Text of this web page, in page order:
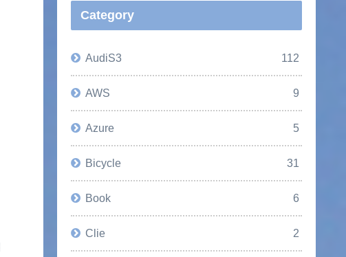
Category
AudiS3 112
AWS 9
Azure 5
Bicycle 31
Book 6
Clie 2